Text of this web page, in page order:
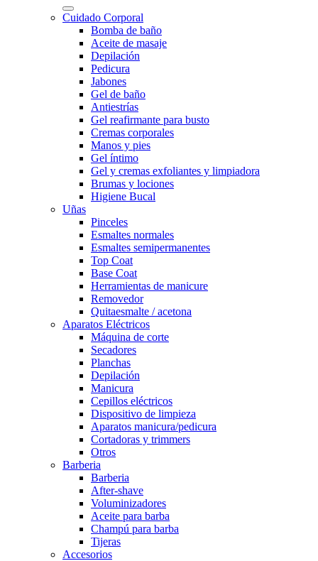
Cuidado Corporal
Bomba de baño
Aceite de masaje
Depilación
Pedicura
Jabones
Gel de baño
Antiestrías
Gel reafirmante para busto
Cremas corporales
Manos y pies
Gel íntimo
Gel y cremas exfoliantes y limpiadora
Brumas y lociones
Higiene Bucal
Uñas
Pinceles
Esmaltes normales
Esmaltes semipermanentes
Top Coat
Base Coat
Herramientas de manicure
Removedor
Quitaesmalte / acetona
Aparatos Eléctricos
Máquina de corte
Secadores
Planchas
Depilación
Manicura
Cepillos eléctricos
Dispositivo de limpieza
Aparatos manicura/pedicura
Cortadoras y trimmers
Otros
Barberia
Barberia
After-shave
Voluminizadores
Aceite para barba
Champú para barba
Tijeras
Accesorios